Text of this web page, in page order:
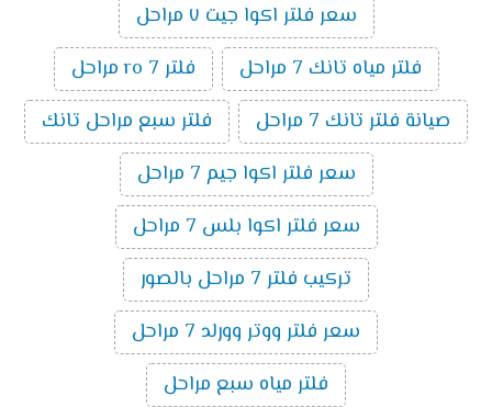
سعر فلتر اكوا جيت ٧ مراحل
فلتر مياه تانك 7 مراحل
فلتر ro 7 مراحل
صيانة فلتر تانك 7 مراحل
فلتر سبع مراحل تانك
سعر فلتر اكوا جيم 7 مراحل
سعر فلتر اكوا بلس 7 مراحل
تركيب فلتر 7 مراحل بالصور
سعر فلتر ووتر وورلد 7 مراحل
فلتر مياه سبع مراحل